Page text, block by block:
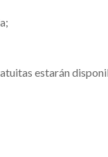
estarán